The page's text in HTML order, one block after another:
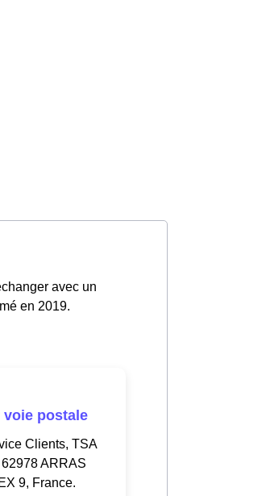
avec un
en 2019.
voie postale
Clients, TSA
ARRAS
9, France.